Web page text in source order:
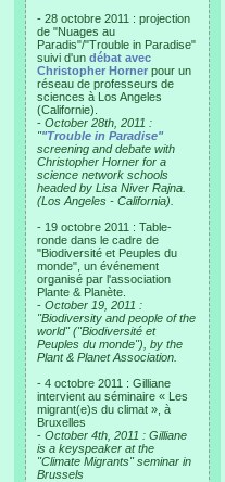
- 28 octobre 2011 : projection
de "Nuages au
Paradis"/"Trouble in Paradise"
suivi d'un débat avec
Christopher Horner pour un
réseau de professeurs de
sciences à Los Angeles
(Californie).
- October 28th, 2011 :
""Trouble in Paradise"
screening and debate with
Christopher Horner for a
science network schools
headed by Lisa Niver Rajna.
(Los Angeles - California).
- 19 octobre 2011 : Table-
ronde dans le cadre de
"Biodiversité et Peuples du
monde", un événement
organisé par l'association
Plante & Planète.
- October 19, 2011 :
"Biodiversity and people of the
world" ("Biodiversité et
Peuples du monde"), by the
Plant & Planet Association.
- 4 octobre 2011 : Gilliane
intervient au séminaire « Les
migrant(e)s du climat », à
Bruxelles
- October 4th, 2011 : Gilliane
is a keyspeaker at the
"Climate Migrants" seminar in
Brussels